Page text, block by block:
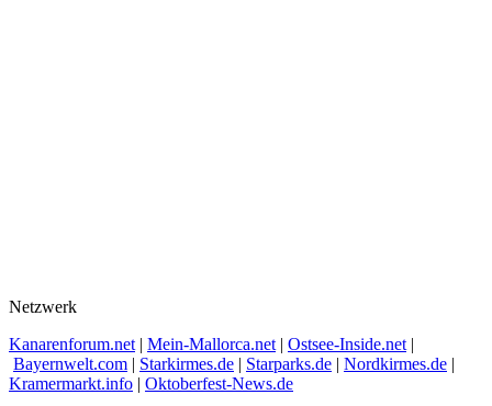
Netzwerk
Kanarenforum.net | Mein-Mallorca.net | Ostsee-Inside.net |
Bayernwelt.com | Starkirmes.de | Starparks.de | Nordkirmes.de |
Kramermarkt.info | Oktoberfest-News.de